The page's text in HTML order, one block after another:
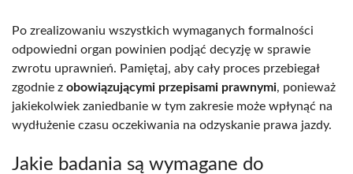
Po zrealizowaniu wszystkich wymaganych formalności
odpowiedni organ powinien podjąć decyzję w sprawie
zwrotu uprawnień. Pamiętaj, aby cały proces przebiegał
zgodnie z obowiązującymi przepisami prawnymi, ponieważ
jakiekolwiek zaniedbanie w tym zakresie może wpłynąć na
wydłużenie czasu oczekiwania na odzyskanie prawa jazdy.
Jakie badania są wymagane do